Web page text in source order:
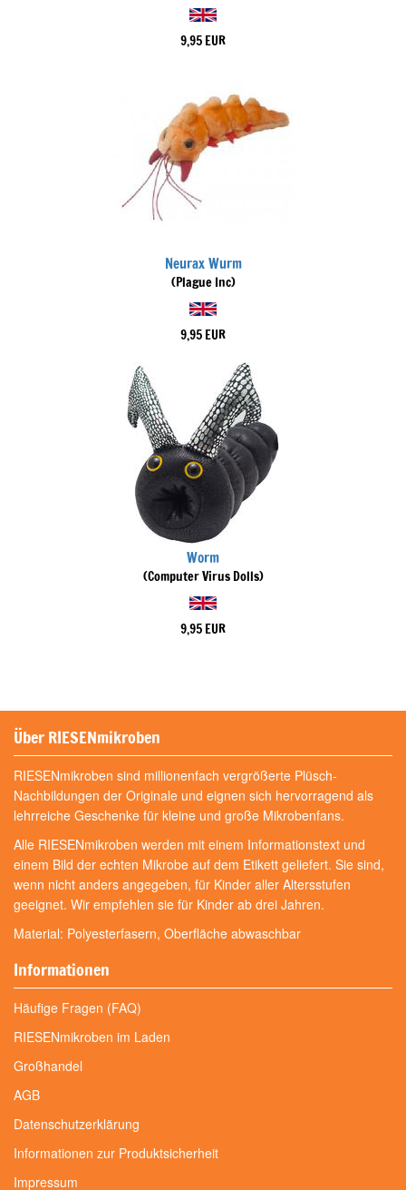
9,95 EUR
Neurax Wurm
(Plague Inc)
9,95 EUR
Worm
(Computer Virus Dolls)
9,95 EUR
Über RIESENmikroben
RIESENmikroben sind millionenfach vergrößerte Plüsch-
Nachbildungen der Originale und eignen sich hervorragend als
lehrreiche Geschenke für kleine und große Mikrobenfans.
Alle RIESENmikroben werden mit einem Informationstext und
einem Bild der echten Mikrobe auf dem Etikett geliefert. Sie sind,
wenn nicht anders angegeben, für Kinder aller Altersstufen
geeignet. Wir empfehlen sie für Kinder ab drei Jahren.
Material: Polyesterfasern, Oberfläche abwaschbar
Informationen
Häufige Fragen (FAQ)
RIESENmikroben im Laden
Großhandel
AGB
Datenschutzerklärung
Informationen zur Produktsicherheit
Impressum